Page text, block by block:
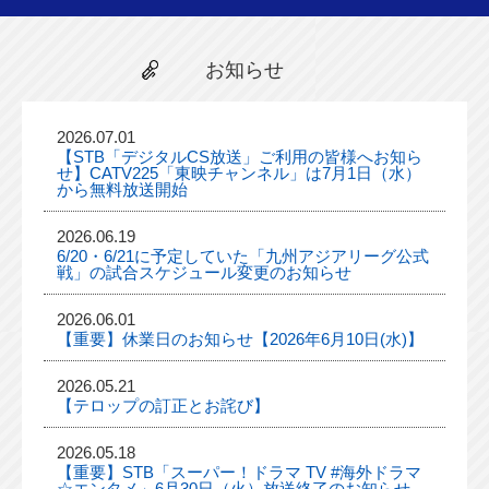
お知らせ
2026.07.01
【STB「デジタルCS放送」ご利用の皆様へお知ら
せ】CATV225「東映チャンネル」は7月1日（水）
から無料放送開始
2026.06.19
6/20・6/21に予定していた「九州アジアリーグ公式
戦」の試合スケジュール変更のお知らせ
2026.06.01
【重要】休業日のお知らせ【2026年6月10日(水)】
2026.05.21
【テロップの訂正とお詫び】
2026.05.18
【重要】STB「スーパー！ドラマ TV #海外ドラマ